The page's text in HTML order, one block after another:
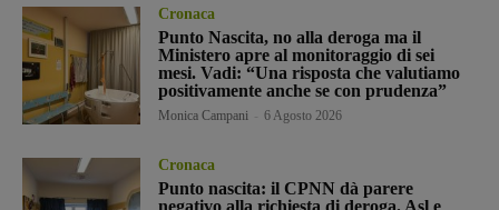
Cronaca
Punto Nascita, no alla deroga ma il
Ministero apre al monitoraggio di sei
mesi. Vadi: “Una risposta che valutiamo
positivamente anche se con prudenza”
Monica Campani 6 Agosto 2026
Cronaca
Punto nascita: il CPNN dà parere
negativo alla richiesta di deroga. Asl e